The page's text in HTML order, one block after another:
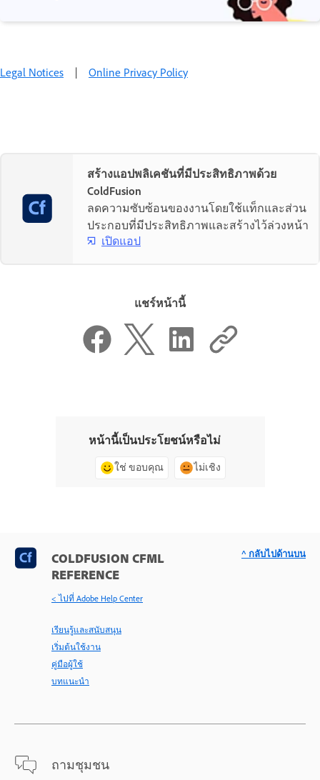
Legal Notices | Online Privacy Policy
สร้างแอปพลิเคชันที่มีประสิทธิภาพด้วย
ColdFusion
ลดความซับซ้อนของงานโดยใช้แท็กและส่วน
ประกอบที่มีประสิทธิภาพและสร้างไว้ล่วงหน้า
เปิดแอป
แชร์หน้านี้
หน้านี้เป็นประโยชน์หรือไม่
ใช่ ขอบคุณ ไม่เชิง
COLDFUSION CFML
REFERENCE
< ไปที่ Adobe Help Center
เรียนรู้และสนับสนุน
เริ่มต้นใช้งาน
คู่มือผู้ใช้
บทแนะนำ
ถามชุมชน
^ กลับไปด้านบน